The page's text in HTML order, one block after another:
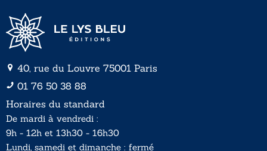
40, rue du Louvre 75001 Paris
01 76 50 38 88
Horaires du standard
De mardi à vendredi :
9h - 12h et 13h30 - 16h30
Lundi, samedi et dimanche : fermé